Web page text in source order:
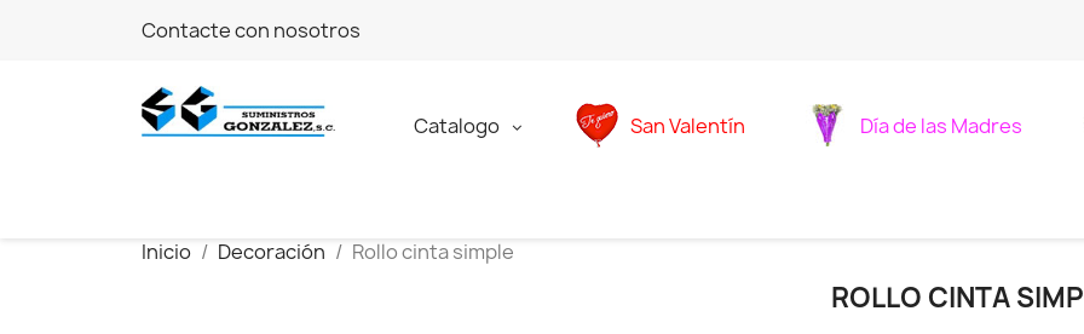
Contacte con nosotros
Catalogo San Valentín Día de las Madres
Inicio Decoración Rollo cinta simple
ROLLO CINTA